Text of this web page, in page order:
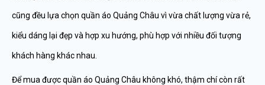
cũng đều lựa chọn quần áo Quảng Châu vì vừa chất lượng vừa rẻ,
kiểu dáng lại đẹp và hợp xu hướng, phù hợp với nhiều đối tượng
khách hàng khác nhau.
Để mua được quần áo Quảng Châu không khó, thậm chí còn rất